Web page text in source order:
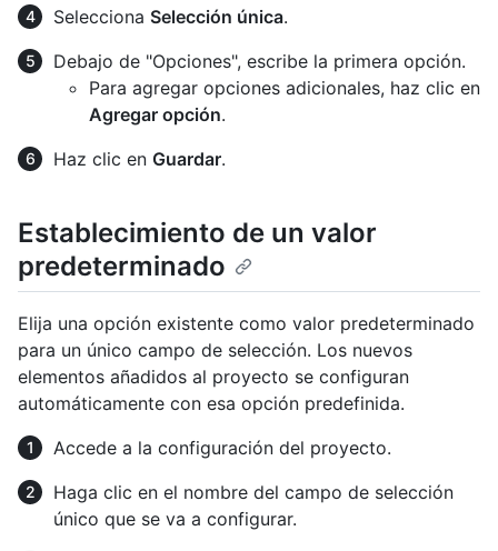
Selecciona Selección única.
Debajo de "Opciones", escribe la primera opción.
Para agregar opciones adicionales, haz clic en
Agregar opción.
Haz clic en Guardar.
Establecimiento de un valor
predeterminado
Elija una opción existente como valor predeterminado
para un único campo de selección. Los nuevos
elementos añadidos al proyecto se configuran
automáticamente con esa opción predefinida.
Accede a la configuración del proyecto.
Haga clic en el nombre del campo de selección
único que se va a configurar.